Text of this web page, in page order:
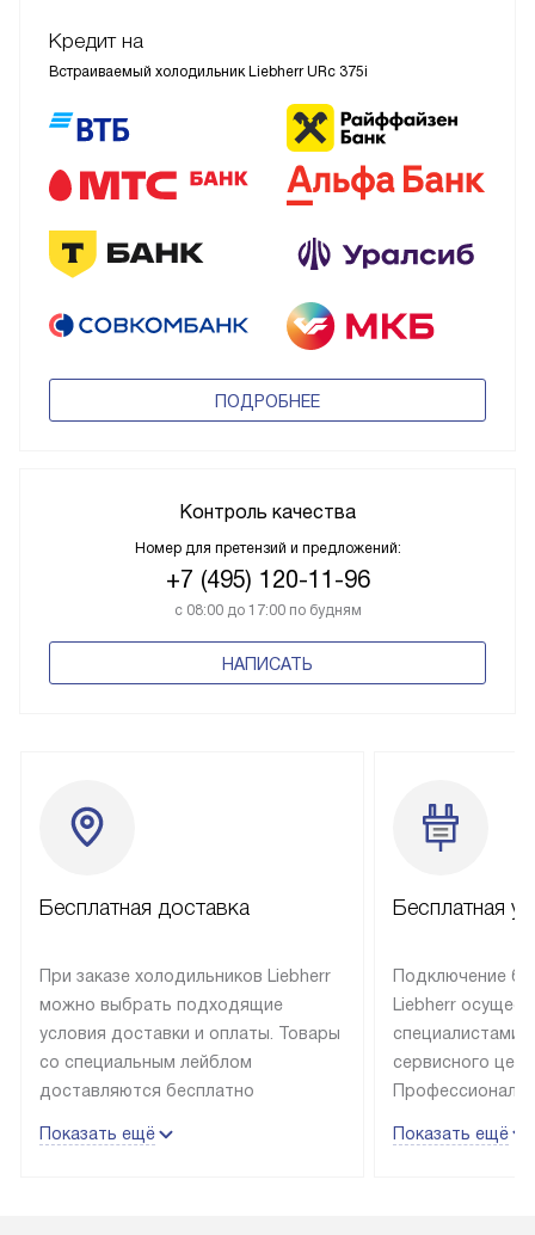
Кредит на
Встраиваемый холодильник Liebherr URc 375i
ПОДРОБНЕЕ
Контроль качества
Номер для претензий и предложений:
+7 (495) 120-11-96
с 08:00 до 17:00 по будням
НАПИСАТЬ
Бесплатная доставка
При заказе холодильников Liebherr
можно выбрать подходящие
условия доставки и оплаты. Товары
со специальным лейблом
доставляются бесплатно
до подъезда, выезд за МКАД
Показать ещё
Бесплатная
Подключение
Liebherr
специалистами
сервисного
эксплуатации
Показать ещё